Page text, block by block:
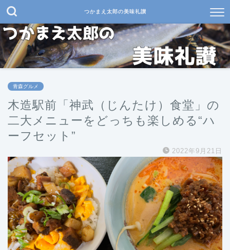
つかまえ太郎の美味礼讃
青森グルメ
木造駅前「神武（じんたけ）食堂」の
二大メニューをどっちも楽しめる“ハ
ーフセット”
2022年9月21日